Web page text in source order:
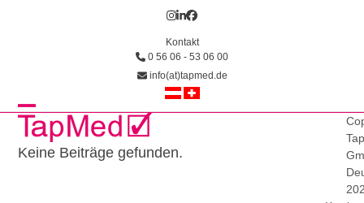
Instagram
LinkedIn
Facebook
Kontakt
0 56 06 - 53 06 00
info(at)tapmed.de
Open
mobile
Close
mobile
Keine Beiträge gefunden.